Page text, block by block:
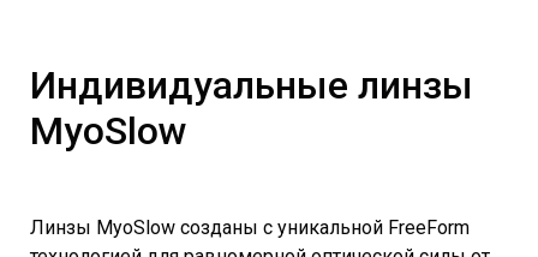
Индивидуальные линзы
MyoSlow
Линзы MyoSlow созданы с уникальной FreeForm